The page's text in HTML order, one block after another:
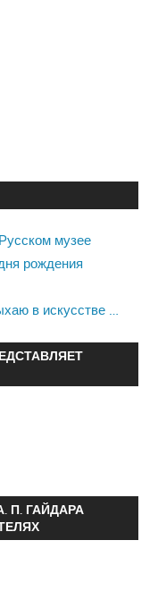
музее
рождения
в искусстве …
П. ГАЙДАРА